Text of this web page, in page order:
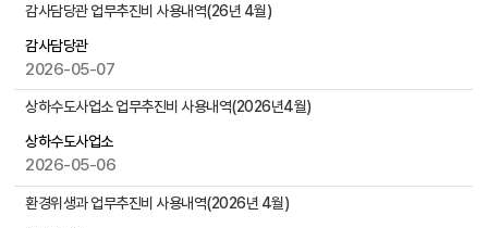
성
부
일
감사담당관 업무추진비 사용내역(26년 4월)
감사담당관
2026-05-07
상하수도사업소 업무추진비 사용내역(2026년4월)
상하수도사업소
2026-05-06
환경위생과 업무추진비 사용내역(2026년 4월)